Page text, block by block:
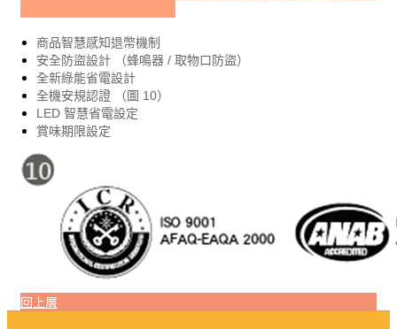
商品智慧感知退幣機制
安全防盜設計 （蜂鳴器 / 取物口防盜）
全新綠能省電設計
全機安規認證 （圖 10）
LED 智慧省電設定
賞味期限設定
回上層